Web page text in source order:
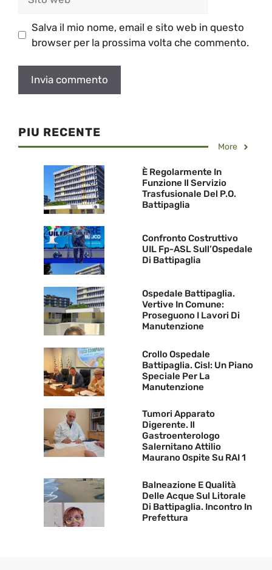
web
Salva il mio nome, email e sito web in questo
browser per la prossima volta che commento.
PIU RECENTE
More
È Regolarmente In
Funzione Il Servizio
Trasfusionale Del P.O.
Battipaglia
Confronto Costruttivo
UIL Fp-ASL Sull’Ospedale
Di Battipaglia
Ospedale Battipaglia.
Vertive In Comune:
Proseguono I Lavori Di
Manutenzione
Crollo Ospedale
Battipaglia. Cisl: Un Piano
Speciale Per La
Manutenzione
Tumori Apparato
Digerente. Il
Gastroenterologo
Salernitano Attilio
Maurano Ospite Su RAI 1
Balneazione E Qualità
Delle Acque Sul Litorale
Di Battipaglia. Incontro In
Prefettura